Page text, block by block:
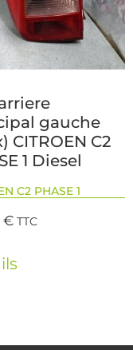
gauche
CITROEN C2
1 Diesel
C2 PHASE 1
€ TTC